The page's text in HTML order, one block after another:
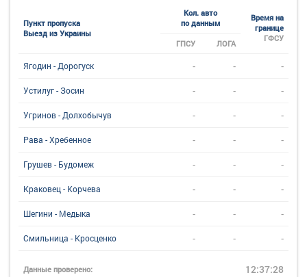
Пункт пропуска
Выезд из Украины
Кол. авто
по данным
Время на
границе
ГФСУ
ГПСУ ЛОГА
Ягодин - Дорогуск - - -
Устилуг - Зосин - - -
Угринов - Долхобычув - - -
Рава - Хребенное - - -
Грушев - Будомеж - - -
Краковец - Корчева - - -
Шегини - Медыка - - -
Смильница - Кросценко - - -
Данные проверено: 12:37:28